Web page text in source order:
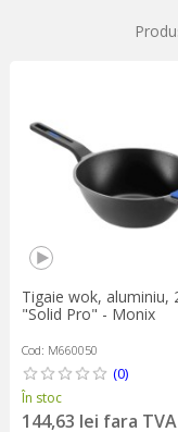
Tigaie wok, aluminiu,
"Solid Pro" - Monix
Cod: M660050
(0)
În stoc
144,63 lei fara TVA